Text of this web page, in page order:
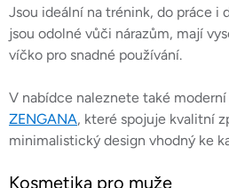
Jsou ideální na trénink, do práce i
jsou odolné vůči nárazům, mají
víčko pro snadné používání.
V nabídce naleznete také
ZENGANA, které spojuje kvalitní
minimalistický design vhodný ke
Kosmetika pro muže